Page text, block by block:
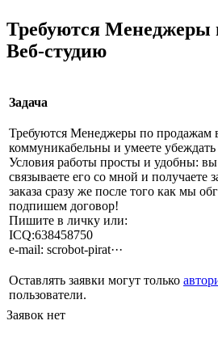
Требуются Менеджеры
Веб-студию
Задача
Требуются Менеджеры по продажам
коммуникабельны и умеете убеждать
Условия работы просты и удобны: вы
связываете его со мной и получаете
заказа сразу же после того как мы
подпишем договор!
Пишите в личку или:
ICQ:638458750
e-mail: scrobot-pirat···
Оставлять заявки могут только
пользователи.
Заявок нет